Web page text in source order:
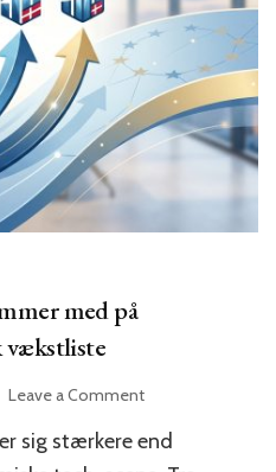
med på
Leave a Commenton
danske
sig stærkere end